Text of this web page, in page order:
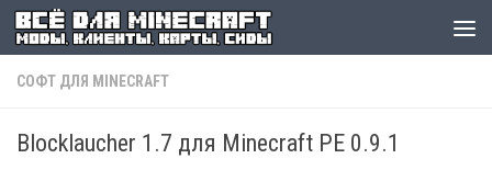
СОФТ ДЛЯ MINECRAFT
Blocklaucher 1.7 для Minecraft PE 0.9.1